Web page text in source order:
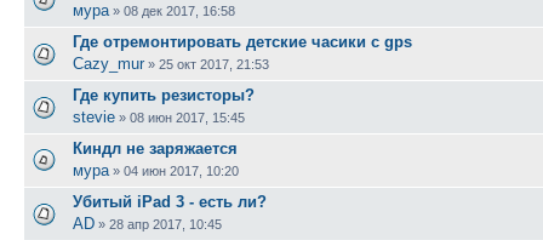
мура» 08 дек 2017, 16:58
Где отремонтировать детские часики с gps
Cazy_mur » 25 окт 2017, 21:53
Где купить резисторы?
stevie » 08 июн 2017, 15:45
Киндл не заряжается
мура» 04 июн 2017, 10:20
Убитый iPad 3 - есть ли?
AD » 28 апр 2017, 10:45